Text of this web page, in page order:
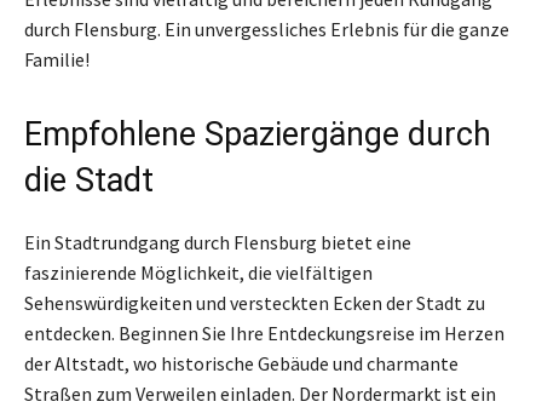
durch Flensburg. Ein unvergessliches Erlebnis für die ganze
Familie!
Empfohlene Spaziergänge durch
die Stadt
Ein Stadtrundgang durch Flensburg bietet eine
faszinierende Möglichkeit, die vielfältigen
Sehenswürdigkeiten und versteckten Ecken der Stadt zu
entdecken. Beginnen Sie Ihre Entdeckungsreise im Herzen
der Altstadt, wo historische Gebäude und charmante
Straßen zum Verweilen einladen. Der Nordermarkt ist ein